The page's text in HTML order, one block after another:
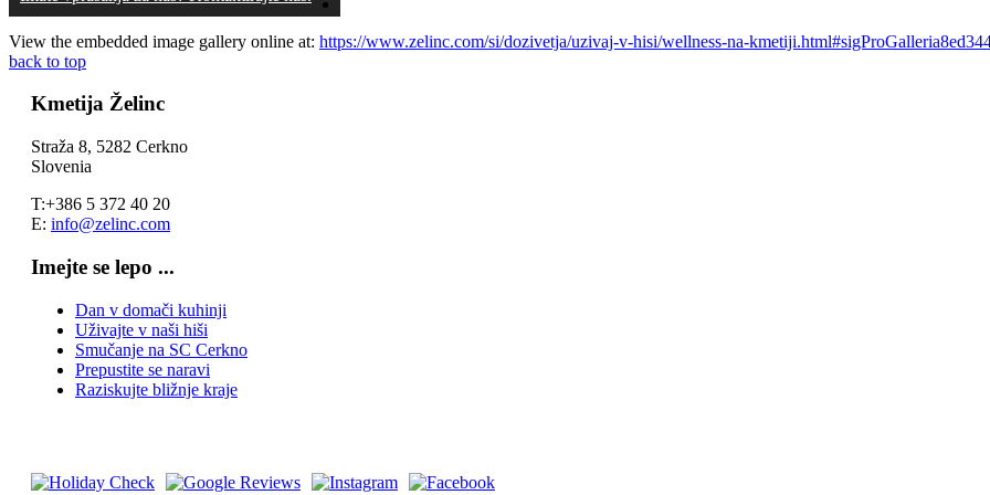
View the embedded image gallery online at: https://www.zelinc.com/si/dozivetja/uzivaj-v-hisi/wellness-na-
back to top
Kmetija Želinc
Straža 8, 5282 Cerkno
Slovenia
T:+386 5 372 40 20
E: info@zelinc.com
Imejte se lepo ...
Dan v domači kuhinji
Uživajte v naši hiši
Smučanje na SC Cerkno
Prepustite se naravi
Raziskujte bližnje kraje